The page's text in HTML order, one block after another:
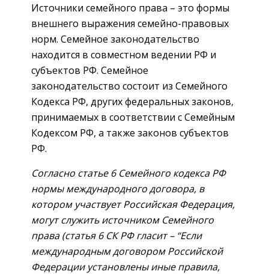
Источники семейного права – это формы
внешнего выражения семейно-правовых
норм. Семейное законодательство
находится в совместном ведении РФ и
субъектов РФ. Семейное
законодательство состоит из Семейного
Кодекса РФ, других федеральных законов,
принимаемых в соответствии с Семейным
Кодексом РФ, а также законов субъектов
РФ.
Согласно статье 6 Семейного кодекса РФ
нормы международного договора, в
котором участвует Российская Федерация,
могут служить источником Семейного
права (статья 6 СК РФ гласит – “Если
международным договором Российской
Федерации установлены иные правила,